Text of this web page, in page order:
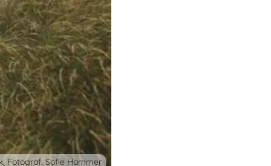
Fotograf: Sofie Hammer